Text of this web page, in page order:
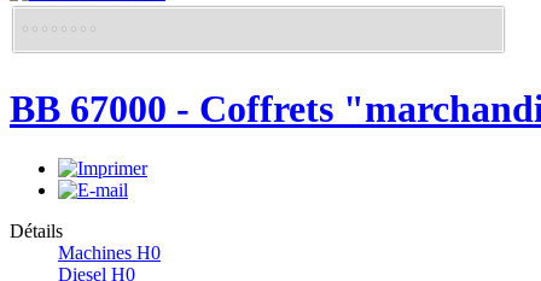
BB 67000 - Coffrets
Détails
Machines H0
Diesel H0